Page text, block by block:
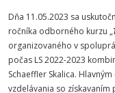
Dňa 11.05.2023 sa
ročníka odborného kurzu „
organizovaného v
počas LS 2022-2023
Schaeffler Skalica.
vzdelávania so